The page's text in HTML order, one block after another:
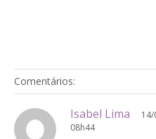
Comentários:
Isabel Lima
08h44